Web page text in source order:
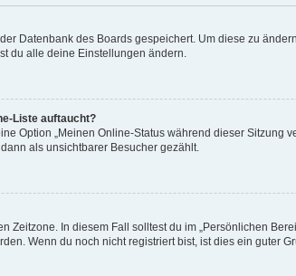
Datenbank des Boards gespeichert. Um diese zu
du alle deine Einstellungen ändern.
Liste auftaucht?
Option „Meinen Online-Status während dieser Sitzung
als unsichtbarer Besucher gezählt.
In diesem Fall solltest du im „Persönlichen
Wenn du noch nicht registriert bist, ist dies ein guter